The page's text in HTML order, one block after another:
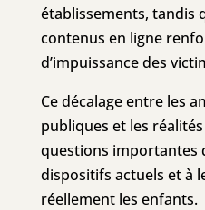
établissements, tandis
contenus en ligne
d’impuissance des
Ce décalage entre les
publiques et les
questions importantes
dispositifs actuels et à
réellement les enfants.